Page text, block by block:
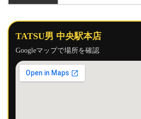
TATSU男 中央駅本店
Googleマップで場所を確認